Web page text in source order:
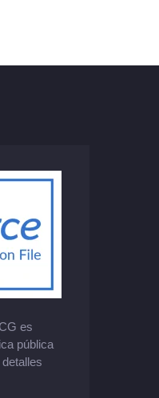
es
pública